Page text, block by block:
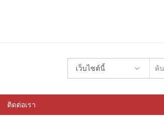
เว็บไซต์นี้
ติดต่อเรา